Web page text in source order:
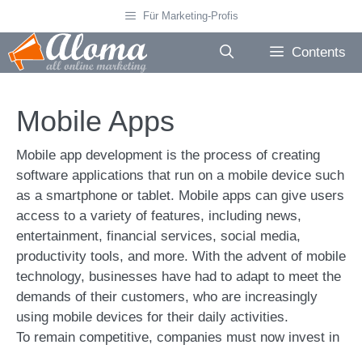
to
content
Für Marketing-Profis
Contents
Mobile Apps
Mobile app development is the process of creating
software applications that run on a mobile device such
as a smartphone or tablet. Mobile apps can give users
access to a variety of features, including news,
entertainment, financial services, social media,
productivity tools, and more. With the advent of mobile
technology, businesses have had to adapt to meet the
demands of their customers, who are increasingly
using mobile devices for their daily activities.
To remain competitive, companies must now invest in